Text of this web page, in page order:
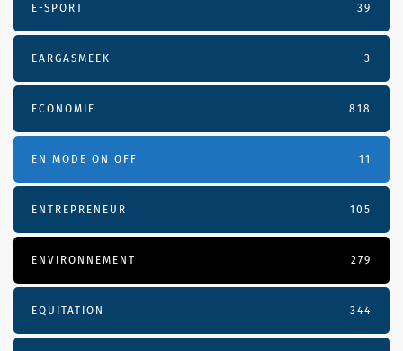
E-SPORT 39
EARGASMEEK 3
ECONOMIE 818
EN MODE ON OFF 11
ENTREPRENEUR 105
ENVIRONNEMENT 279
EQUITATION 344